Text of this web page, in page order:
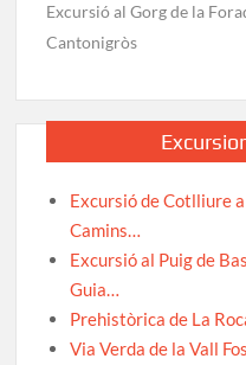
Excursió al Gorg de la
Cantonigròs
Excursió de Cotlliure
Camins…
Excursió al Puig de
Guia…
Prehistòrica de La
Via Verda de la Vall